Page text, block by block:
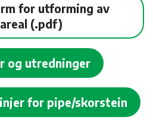
for utforming av
og utredninger
for pipe/skorstein